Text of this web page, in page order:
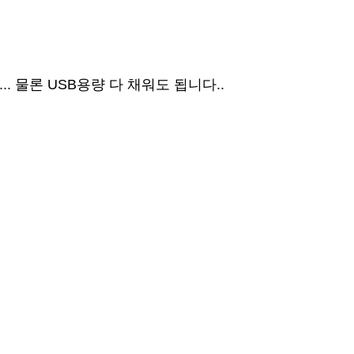
물론 USB용량 다 채워도 됩니다..